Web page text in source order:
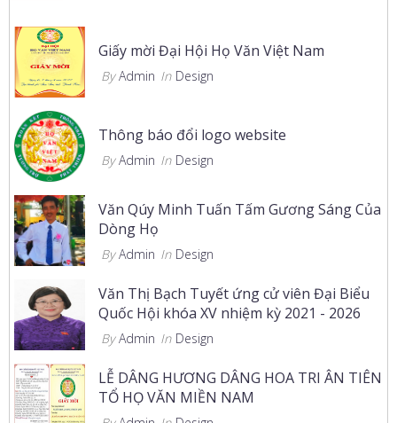
Giấy mời Đại Hội Họ Văn Việt Nam
By Admin In Design
Thông báo đổi logo website
By Admin In Design
Văn Qúy Minh Tuấn Tấm Gương Sáng Của
Dòng Họ
By Admin In Design
Văn Thị Bạch Tuyết ứng cử viên Đại Biểu
Quốc Hội khóa XV nhiệm kỳ 2021 - 2026
By Admin In Design
LỄ DÂNG HƯƠNG DÂNG HOA TRI ÂN TIÊN
TỔ HỌ VĂN MIỀN NAM